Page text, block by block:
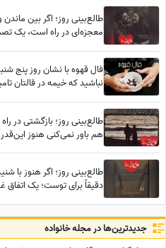
طالع‌بینی روز؛ اگر بین
معجزه‌ای در راه است، یک
نباشید که خیمه در فالتان
طالع‌بینی روز؛ بازگشتی در
هم باور نمی‌کنی هنوز
طالع‌بینی روز؛ اگر هنوز
دقیقاً برای توست؛ یک اتفاق
جدید‌ترین‌ها در مجله خانواده